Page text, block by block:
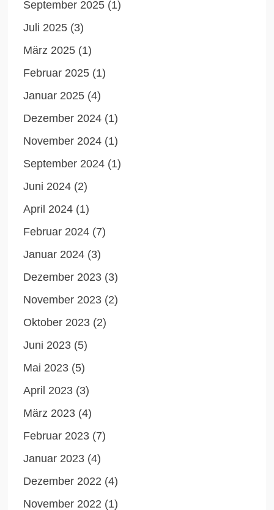
September 2025 (1)
Juli 2025 (3)
März 2025 (1)
Februar 2025 (1)
Januar 2025 (4)
Dezember 2024 (1)
November 2024 (1)
September 2024 (1)
Juni 2024 (2)
April 2024 (1)
Februar 2024 (7)
Januar 2024 (3)
Dezember 2023 (3)
November 2023 (2)
Oktober 2023 (2)
Juni 2023 (5)
Mai 2023 (5)
April 2023 (3)
März 2023 (4)
Februar 2023 (7)
Januar 2023 (4)
Dezember 2022 (4)
November 2022 (1)